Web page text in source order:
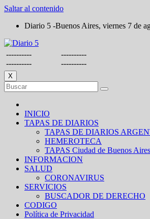
Saltar al contenido
Diario 5 -Buenos Aires, viernes 7 de
----------
----------
----------
----------
X
INICIO
TAPAS DE DIARIOS
TAPAS DE DIARIOS
HEMEROTECA
TAPAS Ciudad de Buenos Aires
INFORMACION
SALUD
CORONAVIRUS
SERVICIOS
BUSCADOR DE DERECHO
CODIGO
Política de Privacidad